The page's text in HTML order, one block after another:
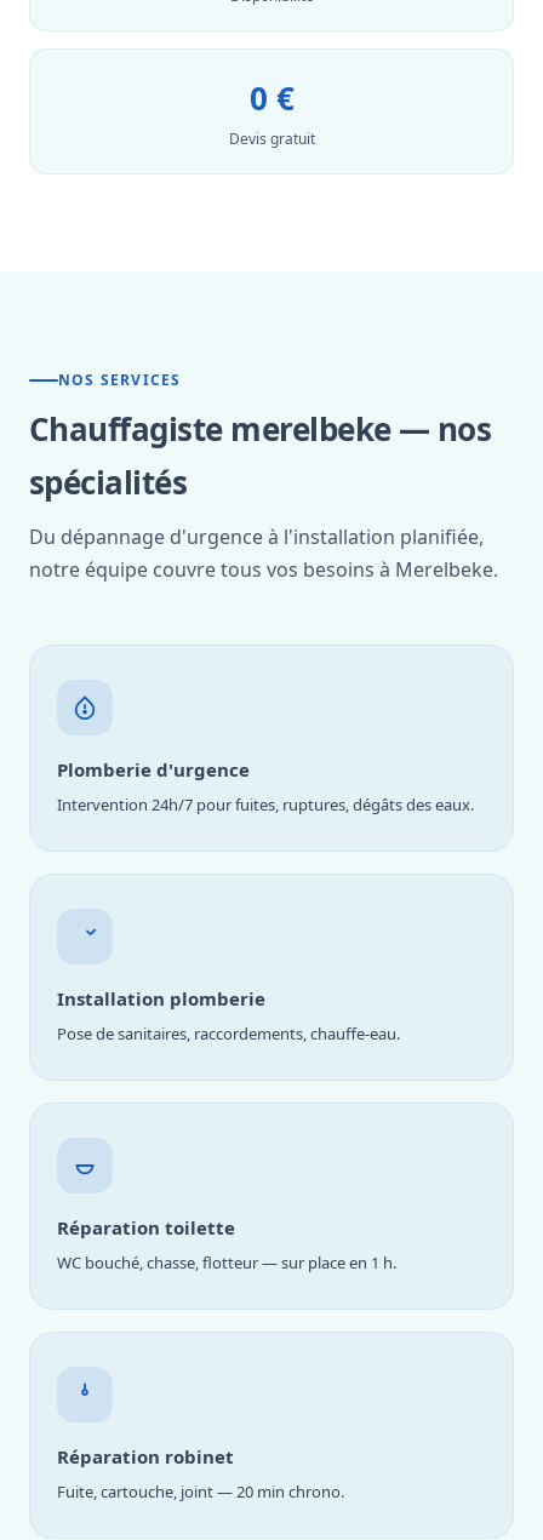
0 €
Devis gratuit
NOS SERVICES
Chauffagiste merelbeke — nos
spécialités
Du dépannage d'urgence à l'installation planifiée,
notre équipe couvre tous vos besoins à Merelbeke.
Plomberie d'urgence
Intervention 24h/7 pour fuites, ruptures, dégâts des eaux.
Installation plomberie
Pose de sanitaires, raccordements, chauffe-eau.
Réparation toilette
WC bouché, chasse, flotteur — sur place en 1 h.
Réparation robinet
Fuite, cartouche, joint — 20 min chrono.